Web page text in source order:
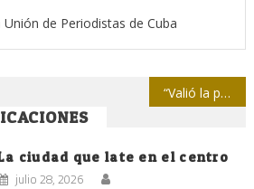
Unión de Periodistas de Cuba
“Valió la pena”, un retrato de la epopeya y de la Angola actual
ciudad que late en el centro
julio 28, 2026